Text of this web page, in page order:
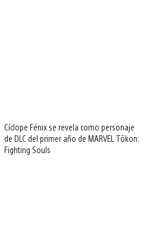
Cíclope Fénix se revela como personaje
de DLC del primer año de MARVEL Tōkon:
Fighting Souls